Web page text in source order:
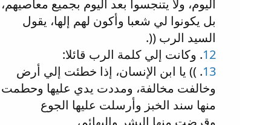
اليوم، ولا يتنجسوا بعد اليوم بجميع معاصيهم،
بل يكونوا لي شعبا وأكون لهم إلها، يقول
السيد الرب ((.
12. وكانت إلي كلمة الرب قائلا:
13. )) يا ابن الإنسان، إذا خطئت إلي أرض
وخالفت مخالفة، ومددت يدي عليها وحطمت
منها سند الخبز وأرسلت عليها الجوع
وقرضت منها البشر والبهائم،